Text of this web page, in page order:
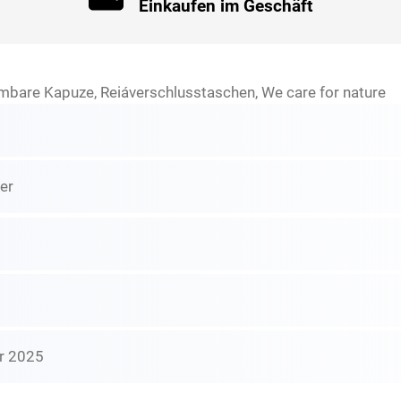
Einkaufen im Geschäft
Kapuze, Reiáverschlusstaschen, We care for nature
2025